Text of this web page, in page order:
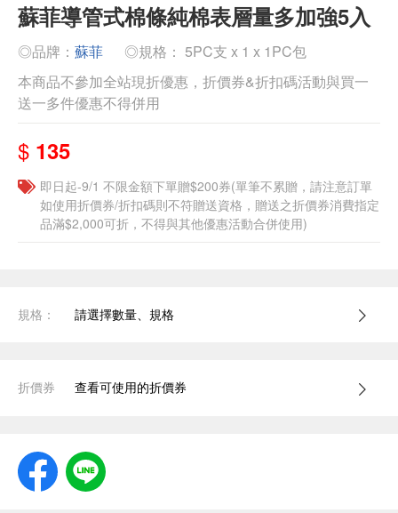
蘇菲導管式棉條純棉表層量多加強5入
◎品牌： 蘇菲
◎規格： 5PC支 x 1 x 1PC包
本商品不參加全站現折優惠，折價券&折扣碼活動與買一
送一多件優惠不得併用
$ 135
即日起-9/1 不限金額下單贈$200券(單筆不累贈，請注意訂單
如使用折價券/折扣碼則不符贈送資格，贈送之折價券消費指定
品滿$2,000可折，不得與其他優惠活動合併使用)
規格： 請選擇數量、規格
折價券 查看可使用的折價券